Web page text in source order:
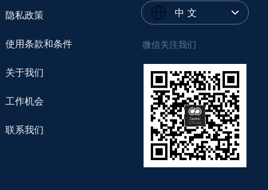
隐私政策
使用条款和条件
关于我们
工作机会
联系我们
中 文
微信关注我们